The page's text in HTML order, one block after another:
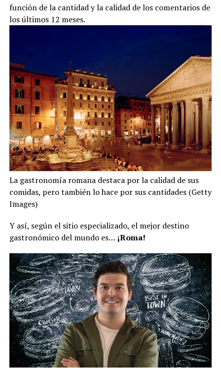
función de la cantidad y la calidad de los comentarios de
los últimos 12 meses.
La gastronomía romana destaca por la calidad de sus
comidas, pero también lo hace por sus cantidades (Getty
Images)
Y así, según el sitio especializado, el mejor destino
gastronómico del mundo es… ¡Roma!